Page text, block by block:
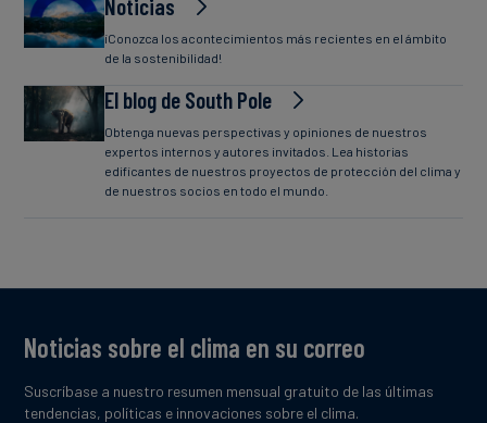
Noticias
¡Conozca los acontecimientos más recientes en el ámbito
de la sostenibilidad!
El blog de South Pole
Obtenga nuevas perspectivas y opiniones de nuestros
expertos internos y autores invitados. Lea historias
edificantes de nuestros proyectos de protección del clima y
de nuestros socios en todo el mundo.
Noticias sobre el clima en su correo
Suscríbase a nuestro resumen mensual gratuito de las últimas
tendencias, políticas e innovaciones sobre el clima.